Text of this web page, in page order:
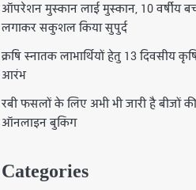
ऑपरेशन मुस्कान लाई मुस्कान, 10 वर्षीय
लगाकर सकुशल किया सुपुर्द
क्रषि स्नातक लाभार्थियों हेतु 13 दिवसीय
आरंभ
रबी फसलों के लिए अभी भी जारी है बीजों
ऑनलाइन बुकिंग
Categories